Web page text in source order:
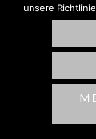
Deine
unsere